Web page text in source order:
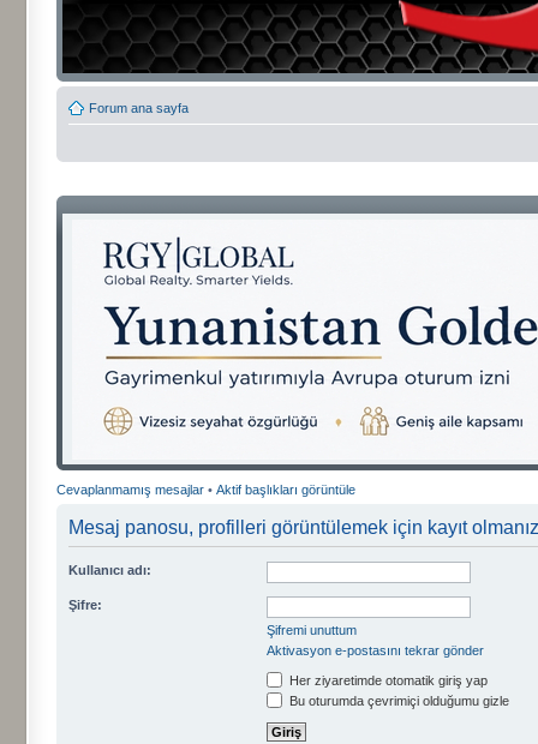
Forum ana sayfa
Cevaplanmamış mesajlar • Aktif başlıkları görüntüle
Mesaj panosu, profilleri görüntülemek için kayıt
Kullanıcı adı:
Şifre:
Şifremi unuttum
Aktivasyon e-postasını tekrar gönder
Her ziyaretimde otomatik giriş yap
Bu oturumda çevrimiçi olduğumu gizle